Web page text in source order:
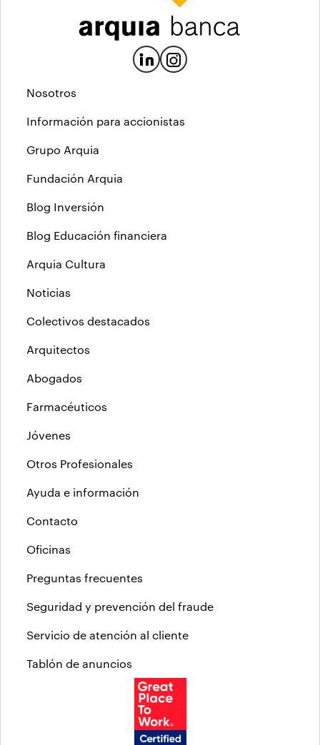
Nosotros
Información para accionistas
Grupo Arquia
Fundación Arquia
Blog Inversión
Blog Educación financiera
Arquia Cultura
Noticias
Colectivos destacados
Arquitectos
Abogados
Farmacéuticos
Jóvenes
Otros Profesionales
Ayuda e información
Contacto
Oficinas
Preguntas frecuentes
Seguridad y prevención del fraude
Servicio de atención al cliente
Tablón de anuncios